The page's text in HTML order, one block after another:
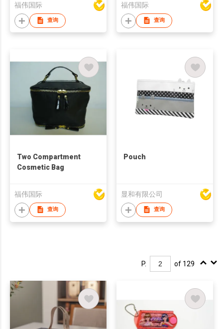
福伟国际
查询
福伟国际
查询
Two Compartment
Cosmetic Bag
福伟国际
查询
Pouch
显和有限公司
查询
P. of 129